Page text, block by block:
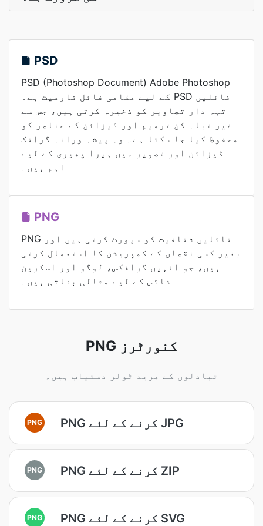
PSD
PSD (Photoshop Document) Adobe Photoshop
کے لیے مقامی فائل فارمیٹ ہے۔ PSD فائلیں
تہہ دار تصاویر کو ذخیرہ کرتی ہیں، جس سے
غیر تباہ کن ترمیم اور ڈیزائن کے عناصر کو
محفوظ کیا جا سکتا ہے۔ وہ پیشہ ورانہ گرافک
ڈیزائن اور تصویر میں ہیرا پھیری کے لیے
اہم ہیں۔
PNG
PNG فائلیں شفافیت کو سپورٹ کرتی ہیں اور
بغیر کسی نقصان کے کمپریشن کا استعمال کرتی
ہیں، جو انہیں گرافکس، لوگو اور اسکرین
شاٹس کے لیے مثالی بناتی ہیں۔
PNG کنورٹرز
تبادلوں کے مزید ٹولز دستیاب ہیں۔
PNG PNG کرنے کے لئے JPG
PNG PNG کرنے کے لئے ZIP
PNG PNG کرنے کے لئے SVG